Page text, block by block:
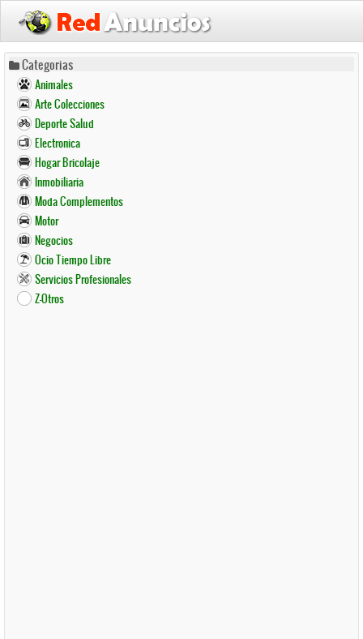
Pasar
contenido
principal
Categorias
Animales
Arte Colecciones
Deporte Salud
Electronica
Hogar Bricolaje
Inmobiliaria
Moda Complementos
Motor
Negocios
Ocio Tiempo Libre
Servicios Profesionales
Z-Otros